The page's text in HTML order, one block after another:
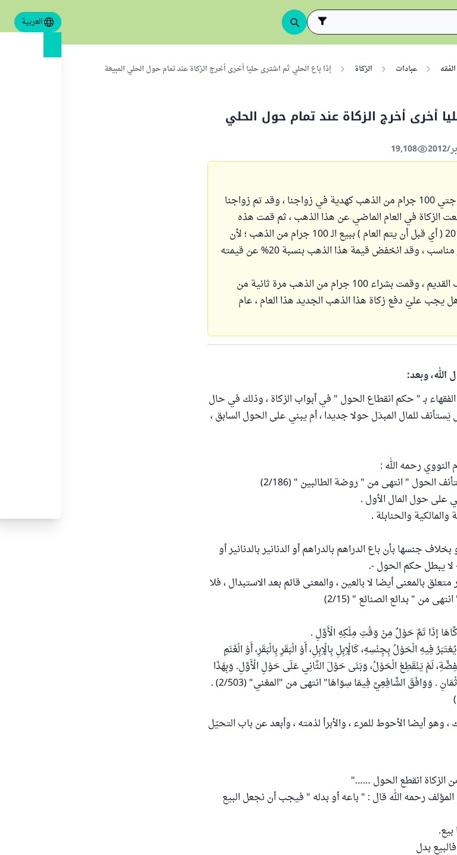
العربية
الفقه عبادات الزكاة إذا باع الحلي ثم اشترى حليا أخرى أخرج الزكاة عند تمام حول الحلي المبيعة
أخرى أخرج الزكاة عند تمام حول الحلي
19,108
لقد أعطى والداي وأهل زوجتي لزوجتي 100 جرام من الذهب كهدية في زواجنا ، وقد تم زواجنا
عام 2010 ، وقد دفعت الزكاة في العام الماضي عن هذا الذهب ، ثم قمت هذه
السنة في يوم 15 من شهر إبريل 2012 ( أي قبل أن يتم العام ) ببيع الـ 100 جرام من الذهب ؛ لأن
بعضه قد تلف ، والبعض أصبح غير مناسب ، وقد انخفض قيمة هذا الذهب بنسبة 20% عن قيمته
ثم أكملت المبلغ الذي بعت به الذهب القديم ، وقمت بشراء 100 جرام من الذهب مرة ثانية من
إضافيًا ، هل يجب عليّ دفع زكاة هذا الذهب الجديد هذا العام ، عام
وبعد:
بـ " حكم انقطاع الحول " في أبواب الزكاة ، وذلك في حال
للمال المبدَل حولا جديدا ، أم يبني على الحول السابق ،
رحمه الله :
الحول " انتهى من " روضة الطالبين " (2/186)
على حول المال الأول .
والحنابلة .
جنسها بأن باع الدراهم بالدراهم أو الدنانير بالدنانير أو
– لا يبطل حكم الحول -.
بالمعنى أيضا لا بالعين ، والمعنى قائم بعد الاستبدال ، فلا
من " بدائع الصنائع " (2/15)
إذَا تَمَّ حَوْلٌ مِنْ وَقْتِ مِلْكِهِ الْأَوَّلِ .
فِيهِ الْحَوْلُ بِجِنْسِهِ، كَالْإِبِلِ بِالْإِبِلِ، أَوْ الْبَقَرِ بِالْبَقَرِ، أَوْ الْغَنَمِ
لَمْ يَنْقَطِعْ الْحَوْلُ، وَبَنَى حَوْلَ الثَّانِي عَلَى حَوْلِ الْأَوَّلِ. وَبِهَذَا
قَالَ مَالِكٌ ... وَوَافَقَنَا أَبُو حَنِيفَةَ فِي الْأَثْمَانِ . وَوَافَقَ الشَّافِعِيَّ فِيمَا سِوَاهَا" انتهى من "المغني" (2/503) .
وهو أيضا الأحوط للمرء ، والأبرأ لذمته ، وأبعد عن باب التحيّل
الزكاة انقطع الحول ……"
المؤلف رحمه الله قال : " باعه أو بدله " فيجب أن نجعل البيع